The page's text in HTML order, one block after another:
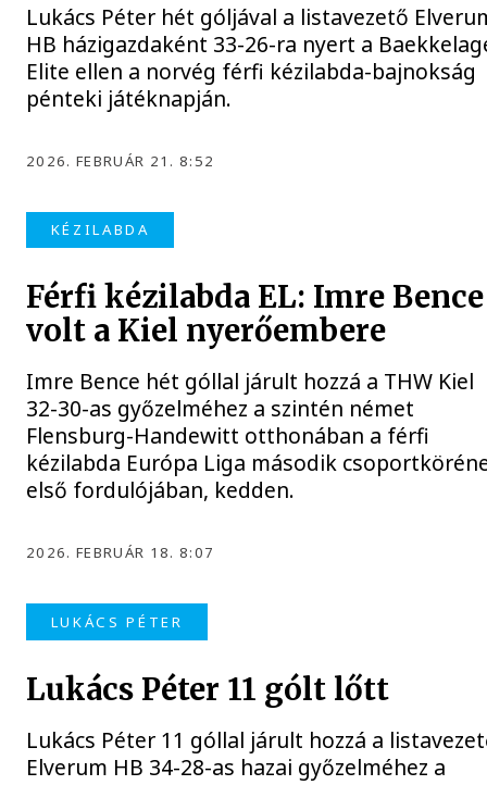
Lukács Péter hét góljával a listavezető
HB házigazdaként 33-26-ra nyert a
Elite ellen a norvég férfi kézilabda-bajnokság
pénteki játéknapján.
2026. FEBRUÁR 21. 8:52
KÉZILABDA
Férfi kézilabda EL: Imre Bence
volt a Kiel nyerőembere
Imre Bence hét góllal járult hozzá a THW Kiel
32-30-as győzelméhez a szintén német
Flensburg-Handewitt otthonában a férfi
kézilabda Európa Liga második
első fordulójában, kedden.
2026. FEBRUÁR 18. 8:07
LUKÁCS PÉTER
Lukács Péter 11 gólt lőtt
Lukács Péter 11 góllal járult hozzá a
Elverum HB 34-28-as hazai győzelméhez a